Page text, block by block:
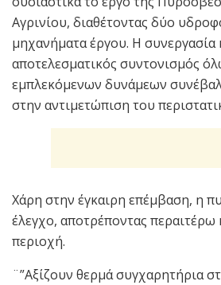
Αγρινίου, διαθέτοντας δύο
μηχανήματα έργου. Η συνεργασία
αποτελεσματικός συντονισμός
εμπλεκόμενων δυνάμεων
στην αντιμετώπιση του
Χάρη στην έγκαιρη επέμβαση, η
έλεγχο, αποτρέποντας περαιτέρω
περιοχή.
¨”Αξίζουν θερμά συγχαρητήρια